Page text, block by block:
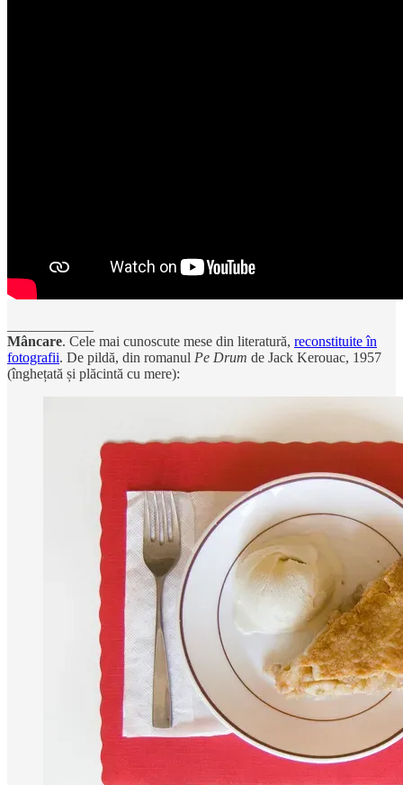
Mâncare. Cele mai cunoscute mese din literatură, reconstituite în
fotografii. De pildă, din romanul Pe Drum de Jack Kerouac, 1957
(înghețată și plăcintă cu mere):